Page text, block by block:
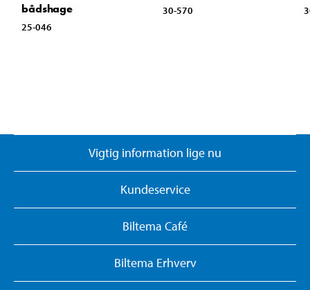
bådshage
25-046
30-570
Vigtig information lige nu
Kundeservice
Biltema Café
Biltema Erhverv